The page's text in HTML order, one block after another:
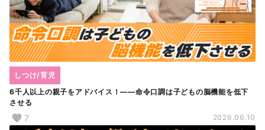
6千人以上の親子をアドバイス！――命令口調は子どもの脳機能を低下
させる
しつけ/育児
7 2026.06.10